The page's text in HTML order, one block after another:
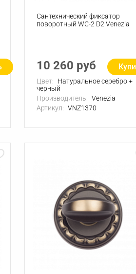
Сантехнический фиксатор
поворотный WC-2 D2 Venezia
10 260 руб
Цвет:
Натуральное серебро +
черный
Производитель: Venezia
Артикул: VNZ1370